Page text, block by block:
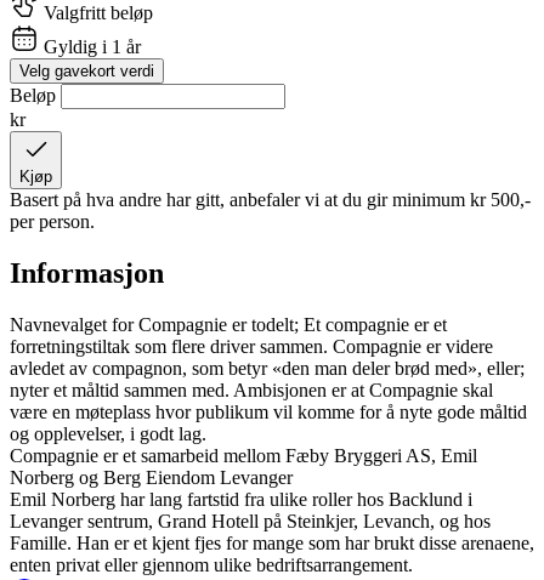
Valgfritt beløp
Gyldig i 1 år
Velg gavekort verdi
Beløp
kr
Kjøp
Basert på hva andre har gitt, anbefaler vi at du gir minimum kr 500,-
per person.
Informasjon
Navnevalget for Compagnie er todelt; Et compagnie er et
forretningstiltak som flere driver sammen. Compagnie er videre
avledet av compagnon, som betyr «den man deler brød med», eller;
nyter et måltid sammen med. Ambisjonen er at Compagnie skal
være en møteplass hvor publikum vil komme for å nyte gode måltid
og opplevelser, i godt lag.
Compagnie er et samarbeid mellom Fæby Bryggeri AS, Emil
Norberg og Berg Eiendom Levanger
Emil Norberg har lang fartstid fra ulike roller hos Backlund i
Levanger sentrum, Grand Hotell på Steinkjer, Levanch, og hos
Famille. Han er et kjent fjes for mange som har brukt disse arenaene,
enten privat eller gjennom ulike bedriftsarrangement.